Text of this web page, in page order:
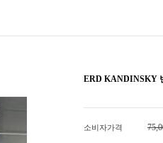
ERD KANDINSKY
소비자가격